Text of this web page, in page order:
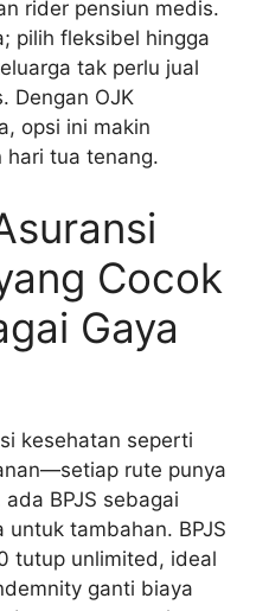
rider pensiun medis.
pilih fleksibel hingga
tak perlu jual
Dengan OJK
opsi ini makin
hari tua tenang.
Cocok
Gaya
kesehatan seperti
rute punya
BPJS sebagai
tambahan. BPJS
tutup unlimited, ideal
ganti biaya